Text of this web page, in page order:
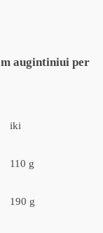
augintiniui per
iki
110 g
190 g